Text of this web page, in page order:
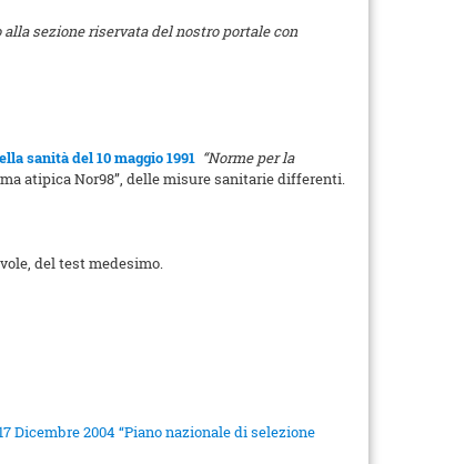
sezione riservata del nostro portale con
sanità del 10 maggio 1991 “Norme per la
atipica Nor98”, delle misure sanitarie differenti.
del test medesimo.
Dicembre 2004 “Piano nazionale di selezione